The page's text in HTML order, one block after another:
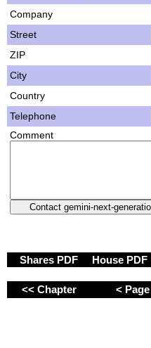
Shares PDF House PDF
Company
Street
ZIP
City
Country
Telephone
Comment
<< Chapter < Page